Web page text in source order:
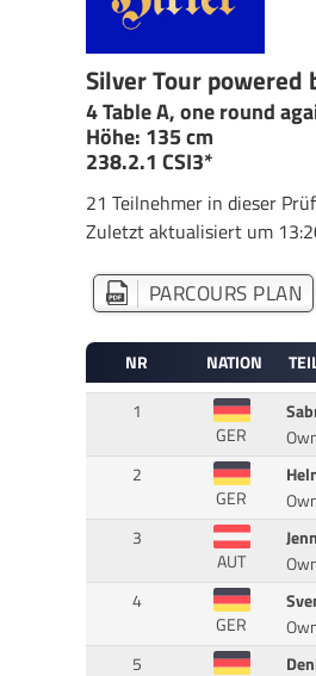
Silver Tour powered
4 Table A, one round
Höhe: 135 cm
238.2.1 CSI3*
21 Teilnehmer in dieser
Zuletzt aktualisiert um
PARCOURS PLAN
NR NATION
1
GER
2
GER
3
AUT
4
GER
5